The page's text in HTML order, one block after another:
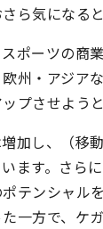
ら気になる
ポーツの商
州・アジア
プさせようと
加し、（移
ます。さら
テンシャル
一方で、ケ